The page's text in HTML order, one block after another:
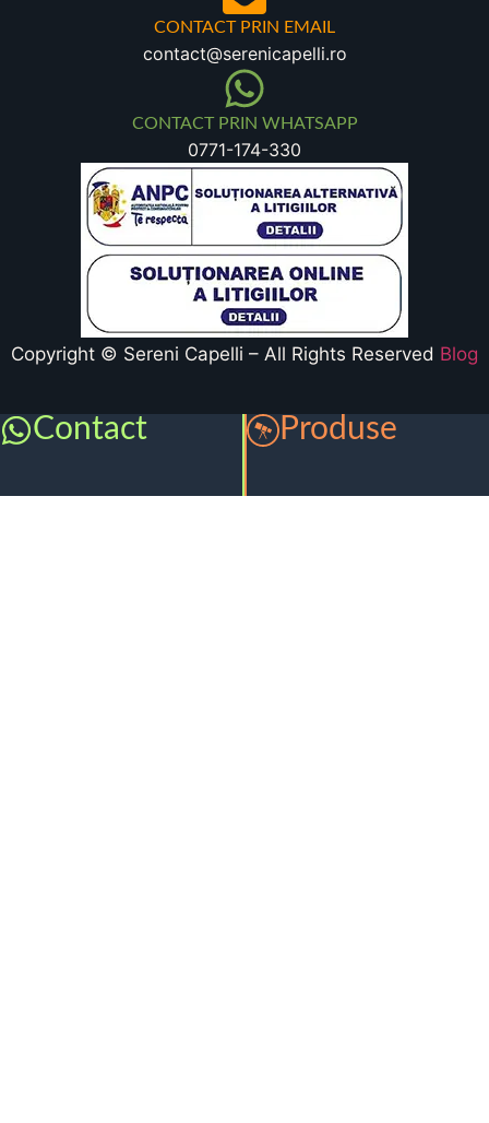
CONTACT PRIN EMAIL
contact@serenicapelli.ro
CONTACT PRIN WHATSAPP
0771-174-330
Copyright © Sereni Capelli – All Rights Reserved Blog
Contact Produse